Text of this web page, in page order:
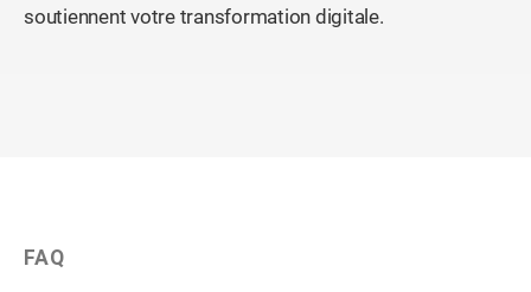
soutiennent votre transformation digitale.
FAQ